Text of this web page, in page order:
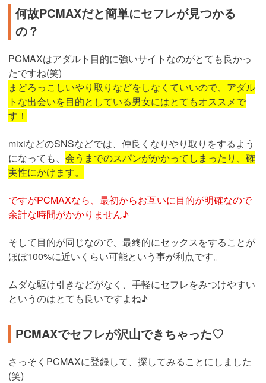
何故PCMAXだと簡単にセフレが見つかる
の？
PCMAXはアダルト目的に強いサイトなのがとても良かっ
たですね(笑)
まどろっこしいやり取りなどをしなくていいので、アダル
トな出会いを目的としている男女にはとてもオススメで
す！
mixiなどのSNSなどでは、仲良くなりやり取りをするよう
になっても、 会うまでのスパンがかかってしまったり、確
実性にかけます。
ですがPCMAXなら、最初からお互いに目的が明確なので
余計な時間がかかりません♪
そして目的が同じなので、最終的にセックスをすることが
ほぼ100%に近いくらい可能という事が利点です。
ムダな駆け引きなどがなく、手軽にセフレをみつけやすい
というのはとても良いですよね♪
PCMAXでセフレが沢山できちゃった♡
さっそくPCMAXに登録して、探してみることにしました
(笑)